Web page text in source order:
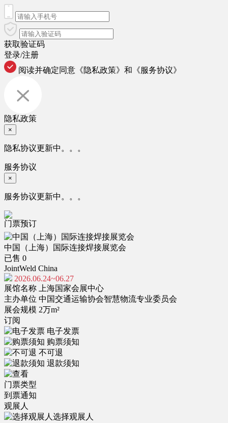
获取验证码
登录/注册
阅读并确定同意 《隐私政策》 和 《服务协议》
隐私政策
×
隐私协议更新中。。。
服务协议
×
服务协议更新中。。。
门票预订
中国（上海）国际连接焊接展览会
已售 0
JointWeld China
2026.06.24~06.27
展馆名称
上海国家会展中心
主办单位 中国交通运输协会智慧物流专业委员会
展会规模 2万m²
订阅
电子发票
购票须知
不可退
退款须知
门票类型
到票通知
观展人
选择观展人